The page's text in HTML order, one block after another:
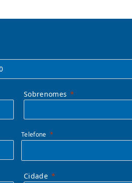
Sobrenomes
Telefone
Cidade